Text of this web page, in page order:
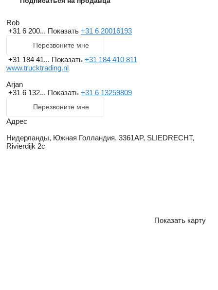
Rob
+31 6 200... Показать +31 6 20016193
Перезвоните мне
+31 184 41... Показать +31 184 410 811
www.trucktrading.nl
Arjan
+31 6 132... Показать +31 6 13259809
Перезвоните мне
Адрес
Нидерланды, Южная Голландия, 3361AP, SLIEDRECHT,
Rivierdijk 2c
Показать карту